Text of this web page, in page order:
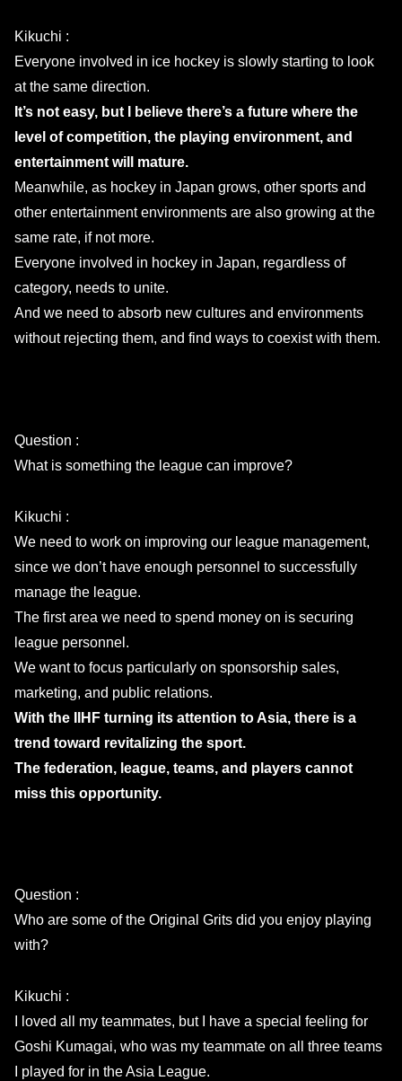
Kikuchi :
Everyone involved in ice hockey is slowly starting to look
at the same direction.
It’s not easy, but I believe there’s a future where the
level of competition, the playing environment, and
entertainment will mature.
Meanwhile, as hockey in Japan grows, other sports and
other entertainment environments are also growing at the
same rate, if not more.
Everyone involved in hockey in Japan, regardless of
category, needs to unite.
And we need to absorb new cultures and environments
without rejecting them, and find ways to coexist with them.
Question :
What is something the league can improve?
Kikuchi :
We need to work on improving our league management,
since we don’t have enough personnel to successfully
manage the league.
The first area we need to spend money on is securing
league personnel.
We want to focus particularly on sponsorship sales,
marketing, and public relations.
With the IIHF turning its attention to Asia, there is a
trend toward revitalizing the sport.
The federation, league, teams, and players cannot
miss this opportunity.
Question :
Who are some of the Original Grits did you enjoy playing
with?
Kikuchi :
I loved all my teammates, but I have a special feeling for
Goshi Kumagai, who was my teammate on all three teams
I played for in the Asia League.